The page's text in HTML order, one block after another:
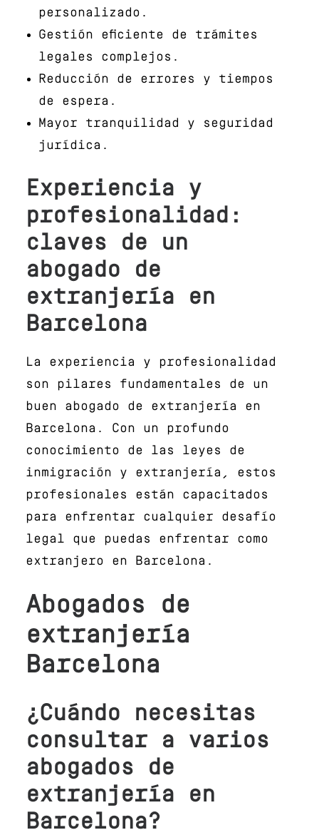
personalizado.
Gestión eficiente de trámites
legales complejos.
Reducción de errores y tiempos
de espera.
Mayor tranquilidad y seguridad
jurídica.
Experiencia y
profesionalidad:
claves de un
abogado de
extranjería en
Barcelona
La experiencia y profesionalidad
son pilares fundamentales de un
buen abogado de extranjería en
Barcelona. Con un profundo
conocimiento de las leyes de
inmigración y extranjería, estos
profesionales están capacitados
para enfrentar cualquier desafío
legal que puedas enfrentar como
extranjero en Barcelona.
Abogados de
extranjería
Barcelona
¿Cuándo necesitas
consultar a varios
abogados de
extranjería en
Barcelona?